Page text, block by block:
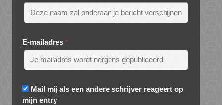
E-mailadres *
Mail mij als een andere schrijver reageert op
mijn entry